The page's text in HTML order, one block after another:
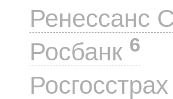
Ренессанс
Росбанк 6
Росгосстрах